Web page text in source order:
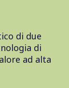
di due
di
ad alta